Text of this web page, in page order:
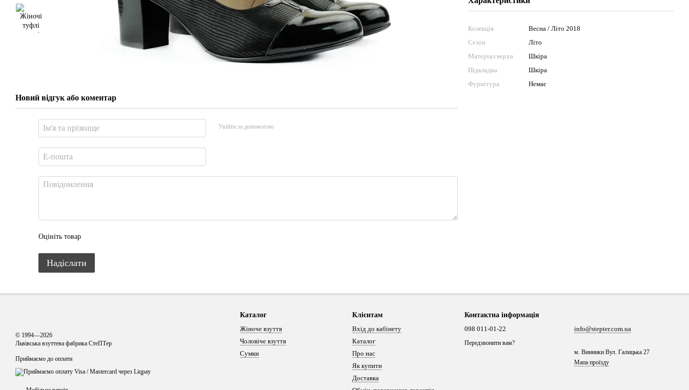
Новий відгук або коментар
Увійти за допомогою
Оцініть товар
Надіслати
Колекція
Весна / Літо 2018
Сезон
Літо
Матеріал верха
Шкіра
Підкладка
Шкіра
Фурнітура
Немає
© 1994—2026
Львівська взуттева фабрика СтеПТер
Приймаємо до оплати
Каталог
Жіноче взуття
Чоловіче взуття
Сумки
Клієнтам
Вхід до кабінету
Каталог
Про нас
Як купити
Доставка
Контактна інформація
098 011-01-22
Передзвонити вам?
info@stepter.com.ua
м. Винники Вул. Галицька 27
Мапа проїзду